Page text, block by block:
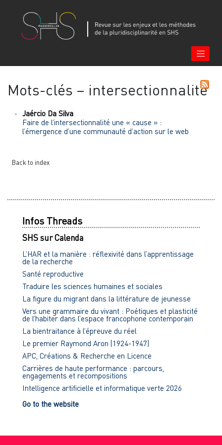
Mots-clés – intersectionnalité
Jaércio Da Silva
Faire de l’intersectionnalité une « cause » :
l’émergence d’une communauté d’action sur le web
Back to index
Infos Threads
SHS sur Calenda
L’HAR et la manière : réflexivité dans l’apprentissage
de la recherche
Santé reproductive
Traduire les sciences humaines et sociales
La figure du migrant dans la littérature de jeunesse
Vers une grammaire du vivant : Poétiques et plasticité
de l’habiter dans l’espace francophone contemporain
La bientraitance à l’épreuve du réel
Le premier Raymond Aron (1924-1947)
APC, Créations & Recherche en Licence
Carrières de haute performance : parcours,
engagements et recompositions
Intelligence artificielle et informatique verte 2026
Go to the website